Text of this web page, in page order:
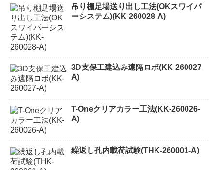
吊り棚足場送り出し工法(OKスワイパ
ーシステム)(KK-260028-A)
3D支保工建込み遠隔ロボ(KK-260027-
A)
T-Oneクリアカラー工法(KK-260026-
A)
繰返し孔内載荷試験(THK-260001-A)